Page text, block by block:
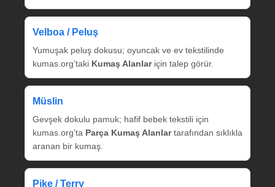
Velboa / Peluş
Yumuşak peluş dokusu; oyuncak ve ev tekstilinde
kumas.org’taki Kumaş Alanlariçin talep görür.
Müslin
Gevşek dokulu pamuk; hafif bebek tekstili için
kumas.org’ta Parça Kumaş Alanlartarafından sıklıkla
aranan bir kumaş.
Pike / Terry